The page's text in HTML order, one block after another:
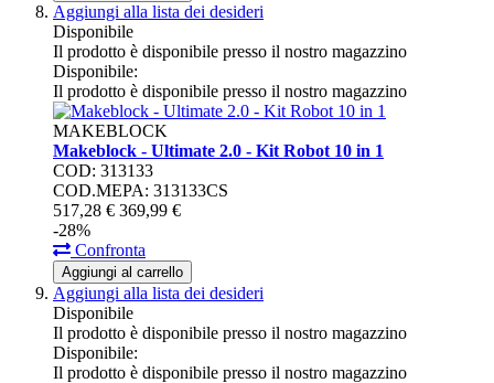
Aggiungi alla lista dei desideri
Disponibile
Il prodotto è disponibile presso il nostro magazzino
Disponibile:
Il prodotto è disponibile presso il nostro magazzino
MAKEBLOCK
Makeblock - Ultimate 2.0 - Kit Robot 10 in 1
COD: 313133
COD.MEPA: 313133CS
517,28 € 369,99 €
-28%
Confronta
Aggiungi al carrello
Aggiungi alla lista dei desideri
Disponibile
Il prodotto è disponibile presso il nostro magazzino
Disponibile:
Il prodotto è disponibile presso il nostro magazzino